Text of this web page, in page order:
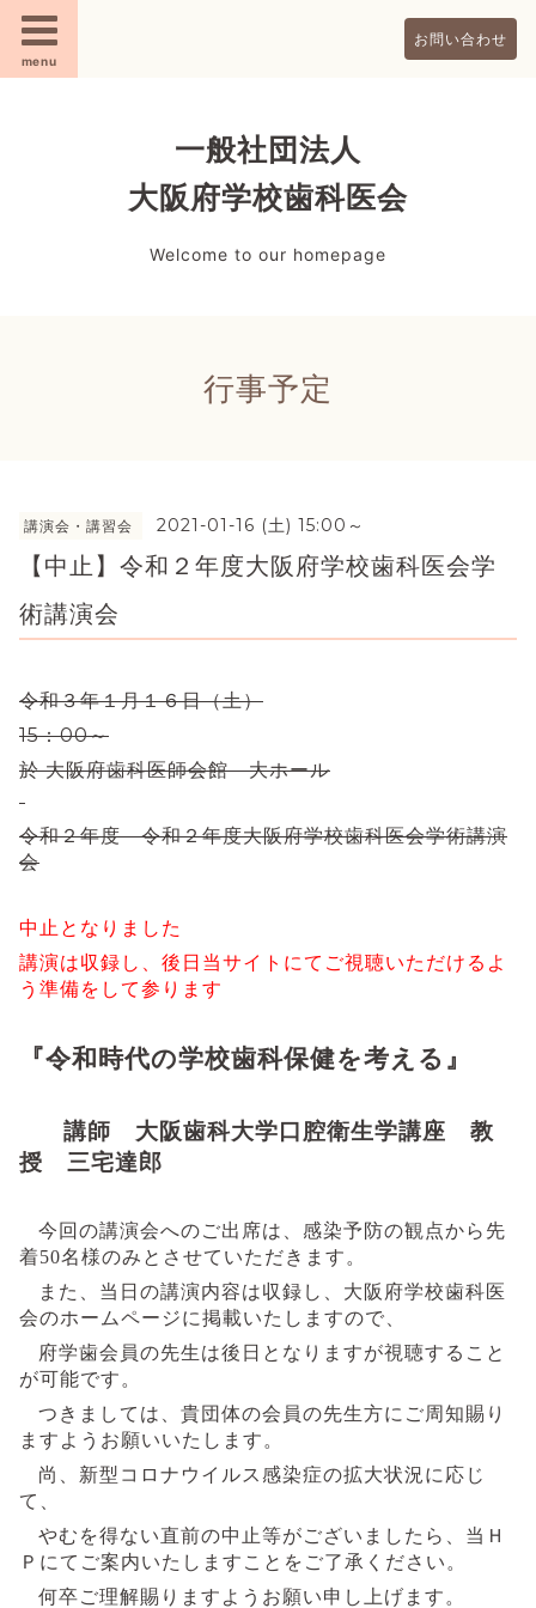
menu
お問い合わせ
一般社団法人
大阪府学校歯科医会
Welcome to our homepage
行事予定
講演会・講習会 2021-01-16 (土) 15:00～
【中止】令和２年度大阪府学校歯科医会学
術講演会
令和３年１月１６日（土）
15：00～
於 大阪府歯科医師会館 大ホール
令和２年度 令和２年度大阪府学校歯科医会学術講演
会
中止となりました
講演は収録し、後日当サイトにてご視聴いただけるよ
う準備をして参ります
『令和時代の学校歯科保健を考える』
講師 大阪歯科大学口腔衛生学講座 教
授 三宅達郎
今回の講演会へのご出席は、感染予防の観点から先
着50名様のみとさせていただきます。
また、当日の講演内容は収録し、大阪府学校歯科医
会のホームページに掲載いたしますので、
府学歯会員の先生は後日となりますが視聴すること
が可能です。
つきましては、貴団体の会員の先生方にご周知賜り
ますようお願いいたします。
尚、新型コロナウイルス感染症の拡大状況に応じ
て、
やむを得ない直前の中止等がございましたら、当Ｈ
Ｐにてご案内いたしますことをご了承ください。
何卒ご理解賜りますようお願い申し上げます。